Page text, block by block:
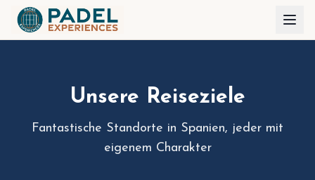
Unsere Reiseziele
Fantastische Standorte in Spanien, jeder mit
eigenem Charakter